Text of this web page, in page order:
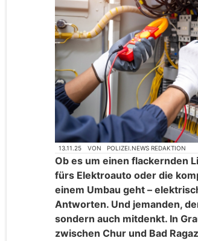
13.11.25 VON POLIZEI.NEWS REDAKTION
Ob es um einen flackernden
fürs Elektroauto oder die
einem Umbau geht –
Antworten. Und jemanden,
sondern auch mitdenkt. In
zwischen Chur und Bad